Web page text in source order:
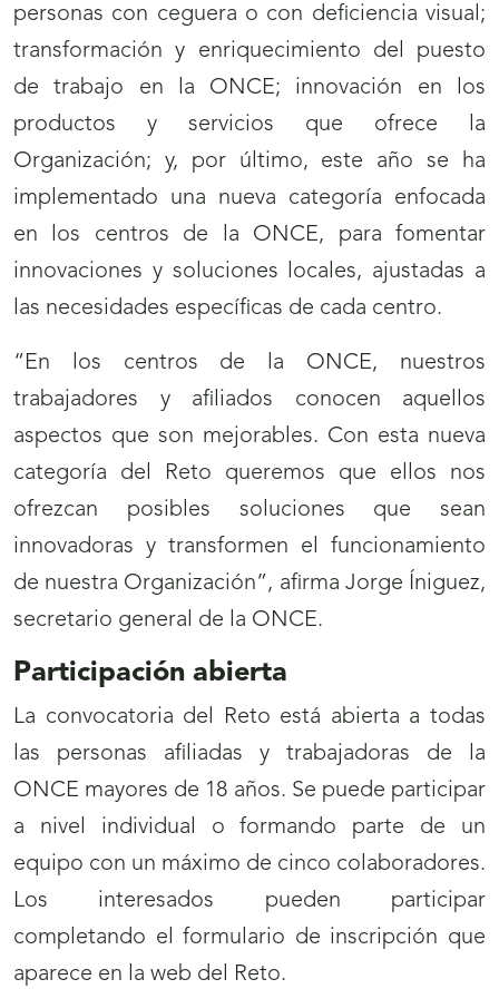
personas con ceguera o con deficiencia visual;
transformación y enriquecimiento del puesto
de trabajo en la ONCE; innovación en los
productos y servicios que ofrece la
Organización; y, por último, este año se ha
implementado una nueva categoría enfocada
en los centros de la ONCE, para fomentar
innovaciones y soluciones locales, ajustadas a
las necesidades específicas de cada centro.
“En los centros de la ONCE, nuestros
trabajadores y afiliados conocen aquellos
aspectos que son mejorables. Con esta nueva
categoría del Reto queremos que ellos nos
ofrezcan posibles soluciones que sean
innovadoras y transformen el funcionamiento
de nuestra Organización”, afirma Jorge Íniguez,
secretario general de la ONCE.
Participación abierta
La convocatoria del Reto está abierta a todas
las personas afiliadas y trabajadoras de la
ONCE mayores de 18 años. Se puede participar
a nivel individual o formando parte de un
equipo con un máximo de cinco colaboradores.
Los interesados pueden participar
completando el formulario de inscripción que
aparece en la web del Reto.